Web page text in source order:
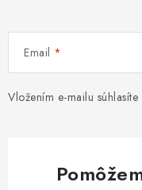
Email
Vložením e-mailu súhlasíte